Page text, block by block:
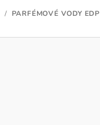
/ PARFÉMOVÉ VODY EDP